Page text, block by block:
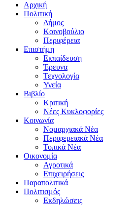
Αρχική
Πολιτική
Δήμος
Κοινοβούλιο
Περιφέρεια
Επιστήμη
Εκπαίδευση
Έρευνα
Τεχνολογία
Υγεία
Βιβλίο
Κριτική
Νέες Κυκλοφορίες
Κοινωνία
Νομαρχιακά Νέα
Περιφερειακά Νέα
Τοπικά Νέα
Οικονομία
Αγροτικά
Επιχειρήσεις
Παραπολιτικά
Πολιτισμός
Εκδηλώσεις